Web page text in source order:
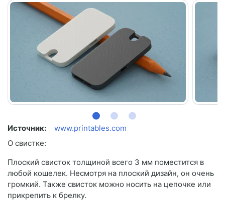
Источник:
www.printables.com
О свистке:
Плоский свисток толщиной всего 3 мм поместится в
любой кошелек. Несмотря на плоский дизайн, он очень
громкий. Также свисток можно носить на цепочке или
прикрепить к брелку.